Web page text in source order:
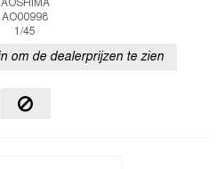
AOSHIMA
AO00998
1/45
om de dealerprijzen te zien